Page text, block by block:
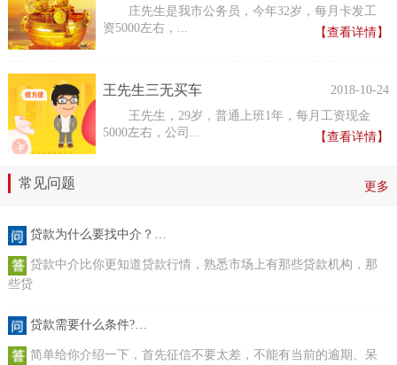
庄先生是我市公务员，今年32岁，每月卡发工
资5000左右，...
【查看详情】
王先生三无买车
2018-10-24
王先生，29岁，普通上班1年，每月工资现金
5000左右，公司...
【查看详情】
常见问题 更多
贷款为什么要找中介？…
贷款中介比你更知道贷款行情，熟悉市场上有那些贷款机构，那
些贷
贷款需要什么条件?…
简单给你介绍一下，首先征信不要太差，不能有当前的逾期、呆